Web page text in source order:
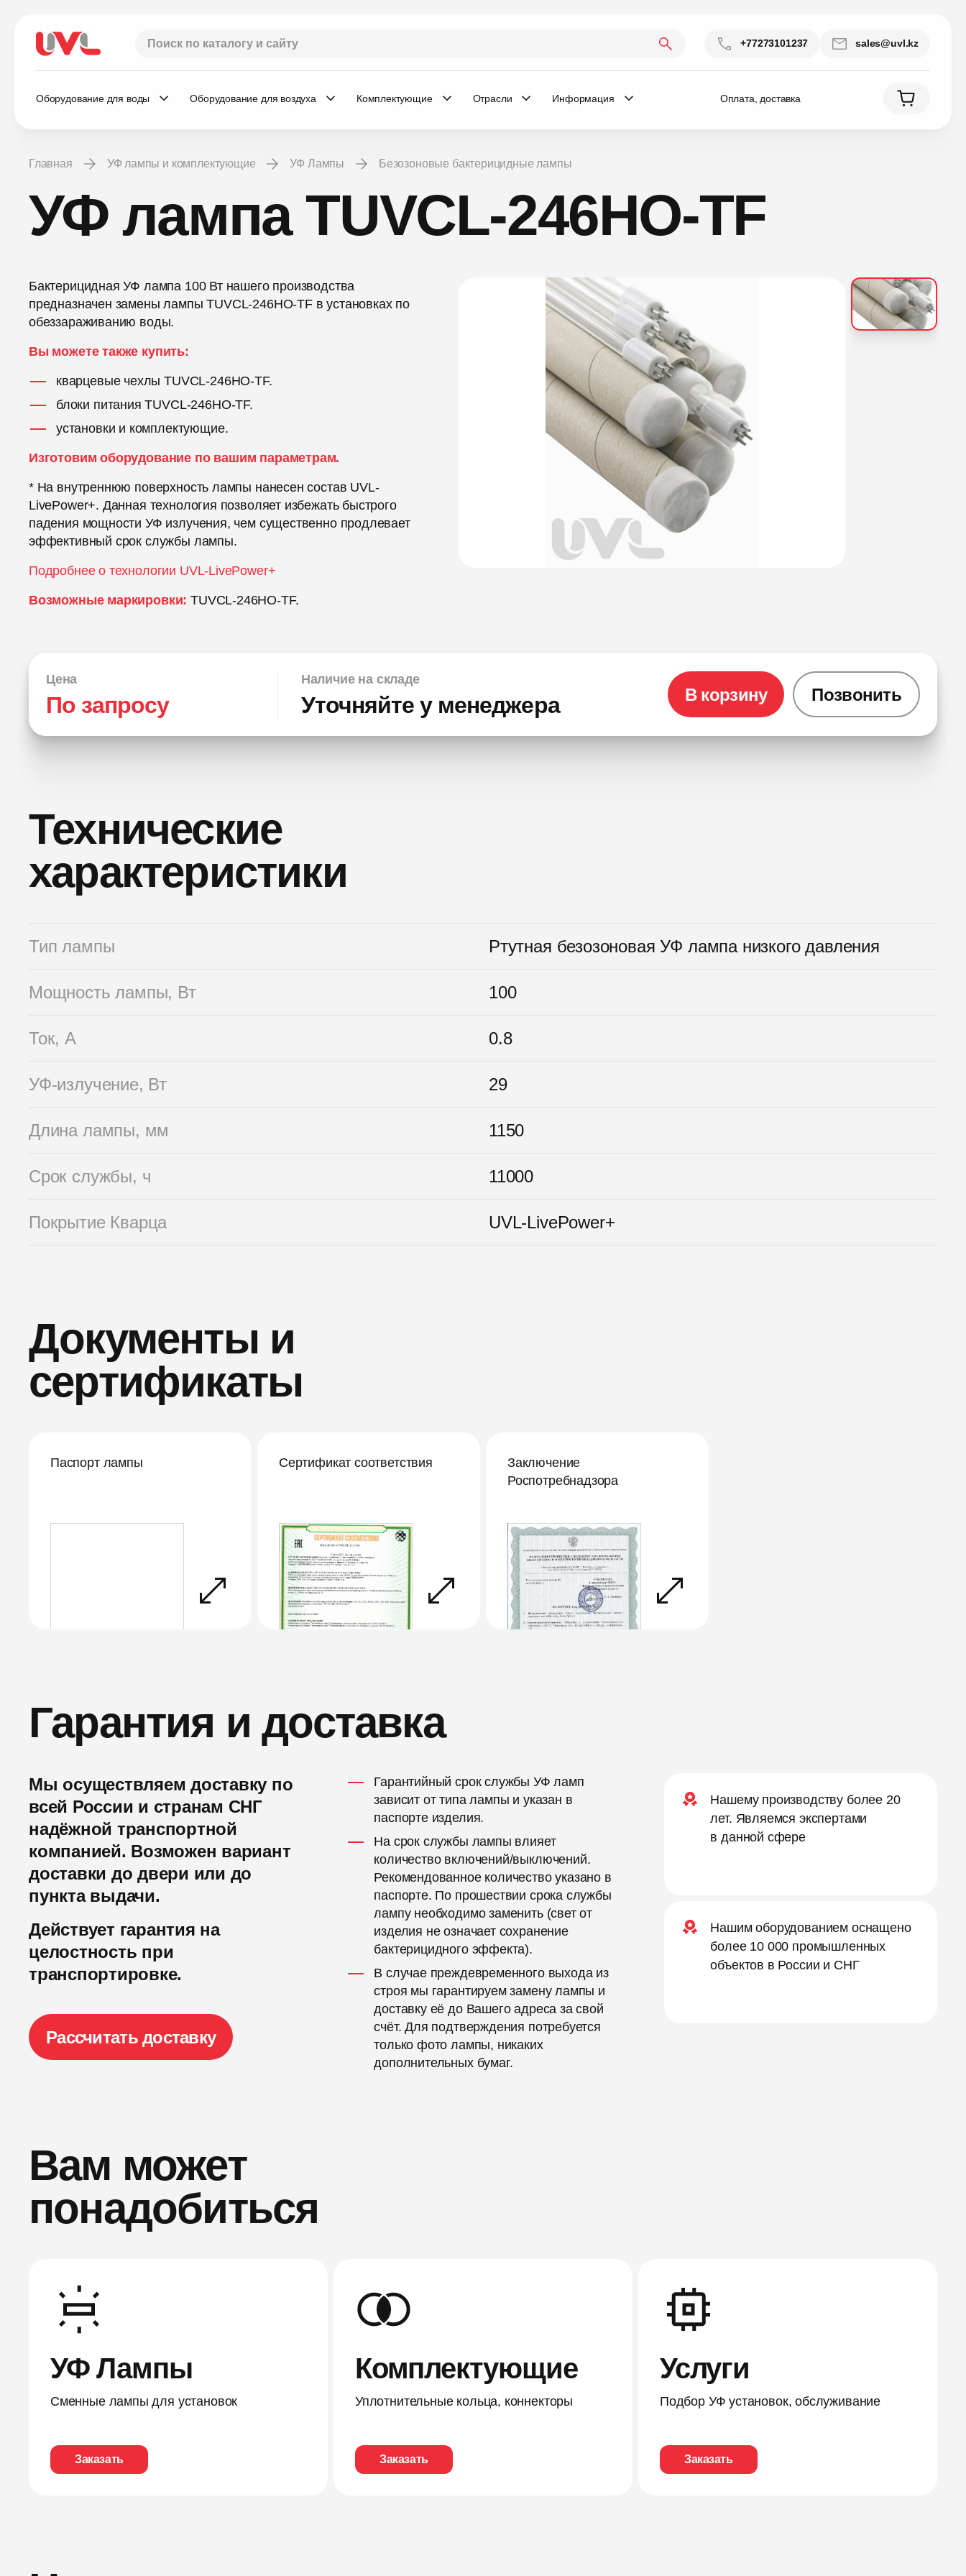
+77273101237 sales@uvl.kz
Оборудование для воды Оборудование для воздуха Комплектующие Отрасли Информация Оплата, доставка
Главная УФ лампы и комплектующие УФ Лампы Безозоновые бактерицидные лампы
УФ лампа TUVCL-246HO-TF
Бактерицидная УФ лампа 100 Вт нашего производства
предназначен замены лампы TUVCL-246HO-TF в установках по
обеззараживанию воды.
Вы можете также купить:
кварцевые чехлы TUVCL-246HO-TF.
блоки питания TUVCL-246HO-TF.
установки и комплектующие.
Изготовим оборудование по вашим параметрам.
* На внутреннюю поверхность лампы нанесен состав UVL-
LivePower+. Данная технология позволяет избежать быстрого
падения мощности УФ излучения, чем существенно продлевает
эффективный срок службы лампы.
Подробнее о технологии UVL-LivePower+
Возможные маркировки: TUVCL-246HO-TF.
Цена
По запросу
Наличие на складе
Уточняйте у менеджера В корзину Позвонить
Технические
характеристики
Тип лампы Ртутная безозоновая УФ лампа низкого давления
Мощность лампы, Вт 100
Ток, А 0.8
УФ-излучение, Вт 29
Длина лампы, мм 1150
Срок службы, ч 11000
Покрытие Кварца UVL-LivePower+
Документы и
сертификаты
Паспорт лампы Сертификат соответствия
Заключение
Роспотребнадзора
Гарантия и доставка
Мы осуществляем доставку по
всей России и странам СНГ
надёжной транспортной
компанией. Возможен вариант
доставки до двери или до
пункта выдачи.
Действует гарантия на
целостность при
транспортировке.
Рассчитать доставку
Гарантийный срок службы УФ ламп
зависит от типа лампы и указан в
паспорте изделия.
На срок службы лампы влияет
количество включений/выключений.
Рекомендованное количество указано в
паспорте. По прошествии срока службы
лампу необходимо заменить (свет от
изделия не означает сохранение
бактерицидного эффекта).
В случае преждевременного выхода из
строя мы гарантируем замену лампы и
доставку её до Вашего адреса за свой
счёт. Для подтверждения потребуется
только фото лампы, никаких
дополнительных бумаг.
Нашему производству более 20
лет. Являемся экспертами
в данной сфере
Нашим оборудованием оснащено
более 10 000 промышленных
объектов в России и СНГ
Вам может
понадобиться
УФ Лампы
Сменные лампы для установок
Заказать
Комплектующие
Уплотнительные кольца, коннекторы
Заказать
Услуги
Подбор УФ установок, обслуживание
Заказать